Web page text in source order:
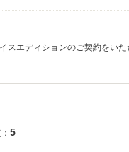
スエディションのご契約をい
5